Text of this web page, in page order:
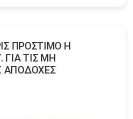
ΠΡΟΣΤΙΜΟ Η
ΤΙΣ ΜΗ
ΑΠΟΔΟΧΕΣ